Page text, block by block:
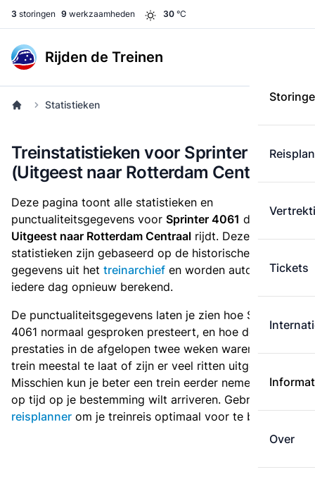
3 storingen 9 werkzaamheden 30 °C
Rijden de Treinen
Tickets
Over
Statistieken
Treinstatistieken voor Sprinter 4061
(Uitgeest naar Rotterdam Centraal)
Deze pagina toont alle statistieken en
punctualiteitsgegevens voor Sprinter 4061 die
van
Uitgeest naar Rotterdam Centraal rijdt. Deze
statistieken zijn gebaseerd op de historische
gegevens uit het treinarchief en worden automatisch
iedere dag opnieuw berekend.
De punctualiteitsgegevens laten je zien hoe Sprinter
4061 normaal gesproken presteert, en hoe de
prestaties in de afgelopen twee weken waren. Is deze
trein meestal te laat of zijn er veel ritten uitgevallen?
Misschien kun je beter een trein eerder nemen als je
op tijd op je bestemming wilt arriveren. Gebruik de
reisplanner om je treinreis optimaal voor te bereiden.